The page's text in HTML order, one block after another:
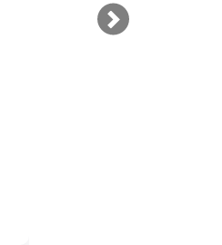
Next